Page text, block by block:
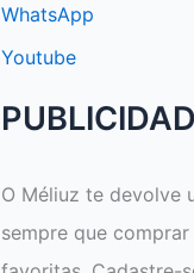
WhatsApp
Youtube
O Méliuz te devolve
sempre que